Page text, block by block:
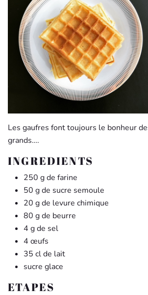
Les gaufres font toujours le bonheur
grands….
INGREDIENTS
250 g de farine
50 g de sucre semoule
20 g de levure chimique
80 g de beurre
4 gde sel
4 œufs
35 cl de lait
sucre glace
ETAPES